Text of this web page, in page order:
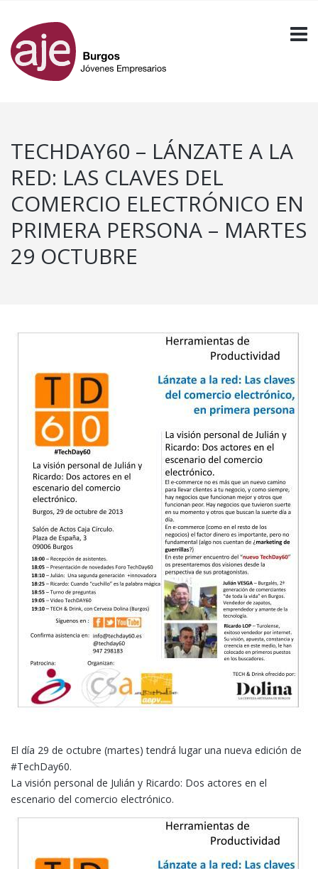
TECHDAY60 – LÁNZATE A LA
RED: LAS CLAVES DEL
COMERCIO ELECTRÓNICO EN
PRIMERA PERSONA – MARTES
29 OCTUBRE
El día 29 de octubre (martes) tendrá lugar una nueva edición de
#TechDay60.
La visión personal de Julián y Ricardo: Dos actores en el
escenario del comercio electrónico.